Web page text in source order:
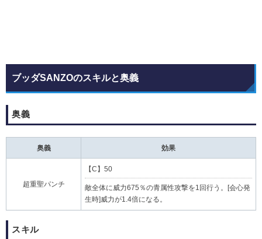
ブッダSANZOのスキルと奥義
奥義
奥義 効果
超重聖パンチ
【C】50
敵全体に威力675％の青属性攻撃を1回行う。[会心発
生時]威力が1.4倍になる。
スキル